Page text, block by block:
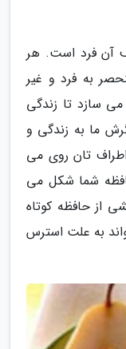
آن فرد است. هر
به فرد و غیر
می سازد تا زندگی
ما به زندگی و
تان روی می
شما شکل می
از حافظه کوتاه
به علت استرس